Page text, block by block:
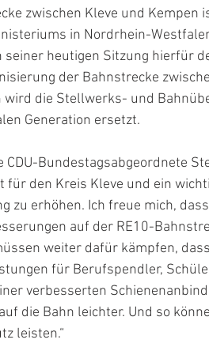
zwischen Kleve und
in Nordrhein-
seiner heutigen Sitzung hierfür
der Bahnstrecke
die Stellwerks- und
Generation ersetzt.
CDU-Bundestagsabgeordnete
für den Kreis Kleve und ein
zu erhöhen. Ich freue mich,
auf der RE10-
weiter dafür kämpfen,
für Berufspendler,
verbesserten
die Bahn leichter. Und so
leisten.“